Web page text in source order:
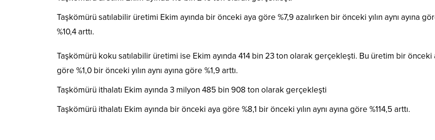
Taşkömürü satılabilir üretimi Ekim ayında bir önceki aya göre %7,9 azalırken bir önceki yılın aynı ayına
%10,4 arttı.
Taşkömürü koku satılabilir üretimi ise Ekim ayında 414 bin 23 ton olarak gerçekleşti. Bu üretim bir önceki
göre %1,0 bir önceki yılın aynı ayına göre %1,9 arttı.
Taşkömürü ithalatı Ekim ayında 3 milyon 485 bin 908 ton olarak gerçekleşti
Taşkömürü ithalatı Ekim ayında bir önceki aya göre %8,1 bir önceki yılın aynı ayına göre %114,5 arttı.